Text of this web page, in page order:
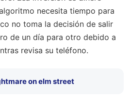
necesita tiempo para
no toma la decisión de salir
de un día para otro debido a
revisa su teléfono.
on elm street